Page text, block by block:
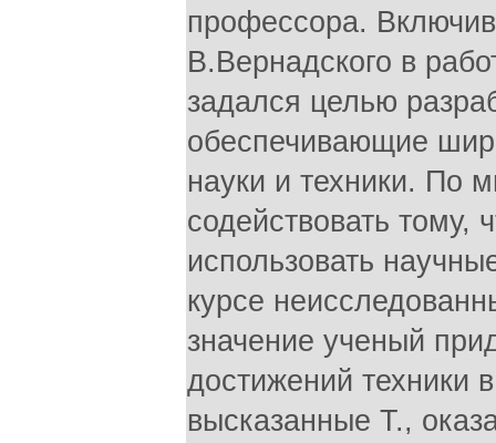
профессора.
В.Вернадского в
задался целью
обеспечивающие
науки и техники. По
содействовать тому,
использовать
курсе
значение ученый
достижений техники
высказанные Т.,